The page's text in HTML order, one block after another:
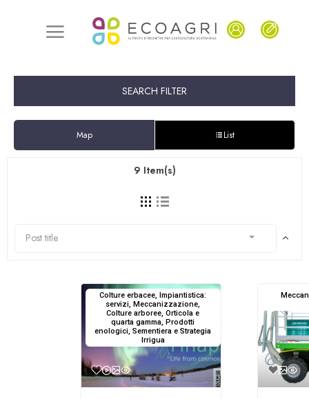
SEARCH FILTER
Map List
9 Item(s)
Post title
Colture erbacee, Impiantistica:
servizi, Meccanizzazione,
Colture arboree, Orticola e
quarta gamma, Prodotti
enologici, Sementiera e Strategia
Irrigua